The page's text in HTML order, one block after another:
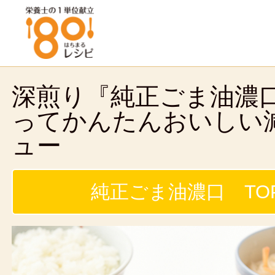
深煎り『純正ごま油濃
ってかんたんおいしい
ュー
純正ごま油濃口